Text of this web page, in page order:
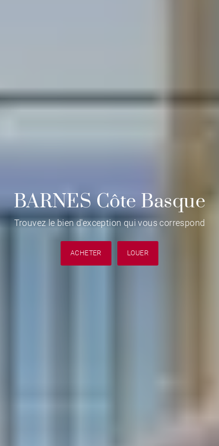
BARNES Côte Basque
Trouvez le bien d'exception qui vous correspond
ACHETER LOUER